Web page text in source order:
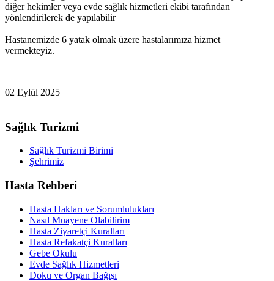
diğer hekimler veya evde sağlık hizmetleri ekibi tarafından
yönlendirilerek de yapılabilir
Hastanemizde 6 yatak olmak üzere hastalarımıza hizmet
vermekteyiz.
02 Eylül 2025
Sağlık Turizmi
Sağlık Turizmi Birimi
Şehrimiz
Hasta Rehberi
Hasta Hakları ve Sorumlulukları
Nasıl Muayene Olabilirim
Hasta Ziyaretçi Kuralları
Hasta Refakatçi Kuralları
Gebe Okulu
Evde Sağlık Hizmetleri
Doku ve Organ Bağışı